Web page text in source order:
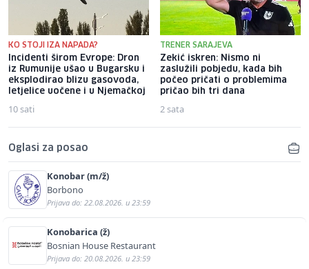
KO STOJI IZA NAPADA?
Incidenti širom Evrope: Dron
iz Rumunije ušao u Bugarsku i
eksplodirao blizu gasovoda,
letjelice uočene i u Njemačkoj
10 sati
TRENER SARAJEVA
Zekić iskren: Nismo ni
zaslužili pobjedu, kada bih
počeo pričati o problemima
pričao bih tri dana
2 sata
Oglasi za posao
Konobar (m/ž)
Borbono
Prijava do: 22.08.2026. u 23:59
Konobarica (ž)
Bosnian House Restaurant
Prijava do: 20.08.2026. u 23:59